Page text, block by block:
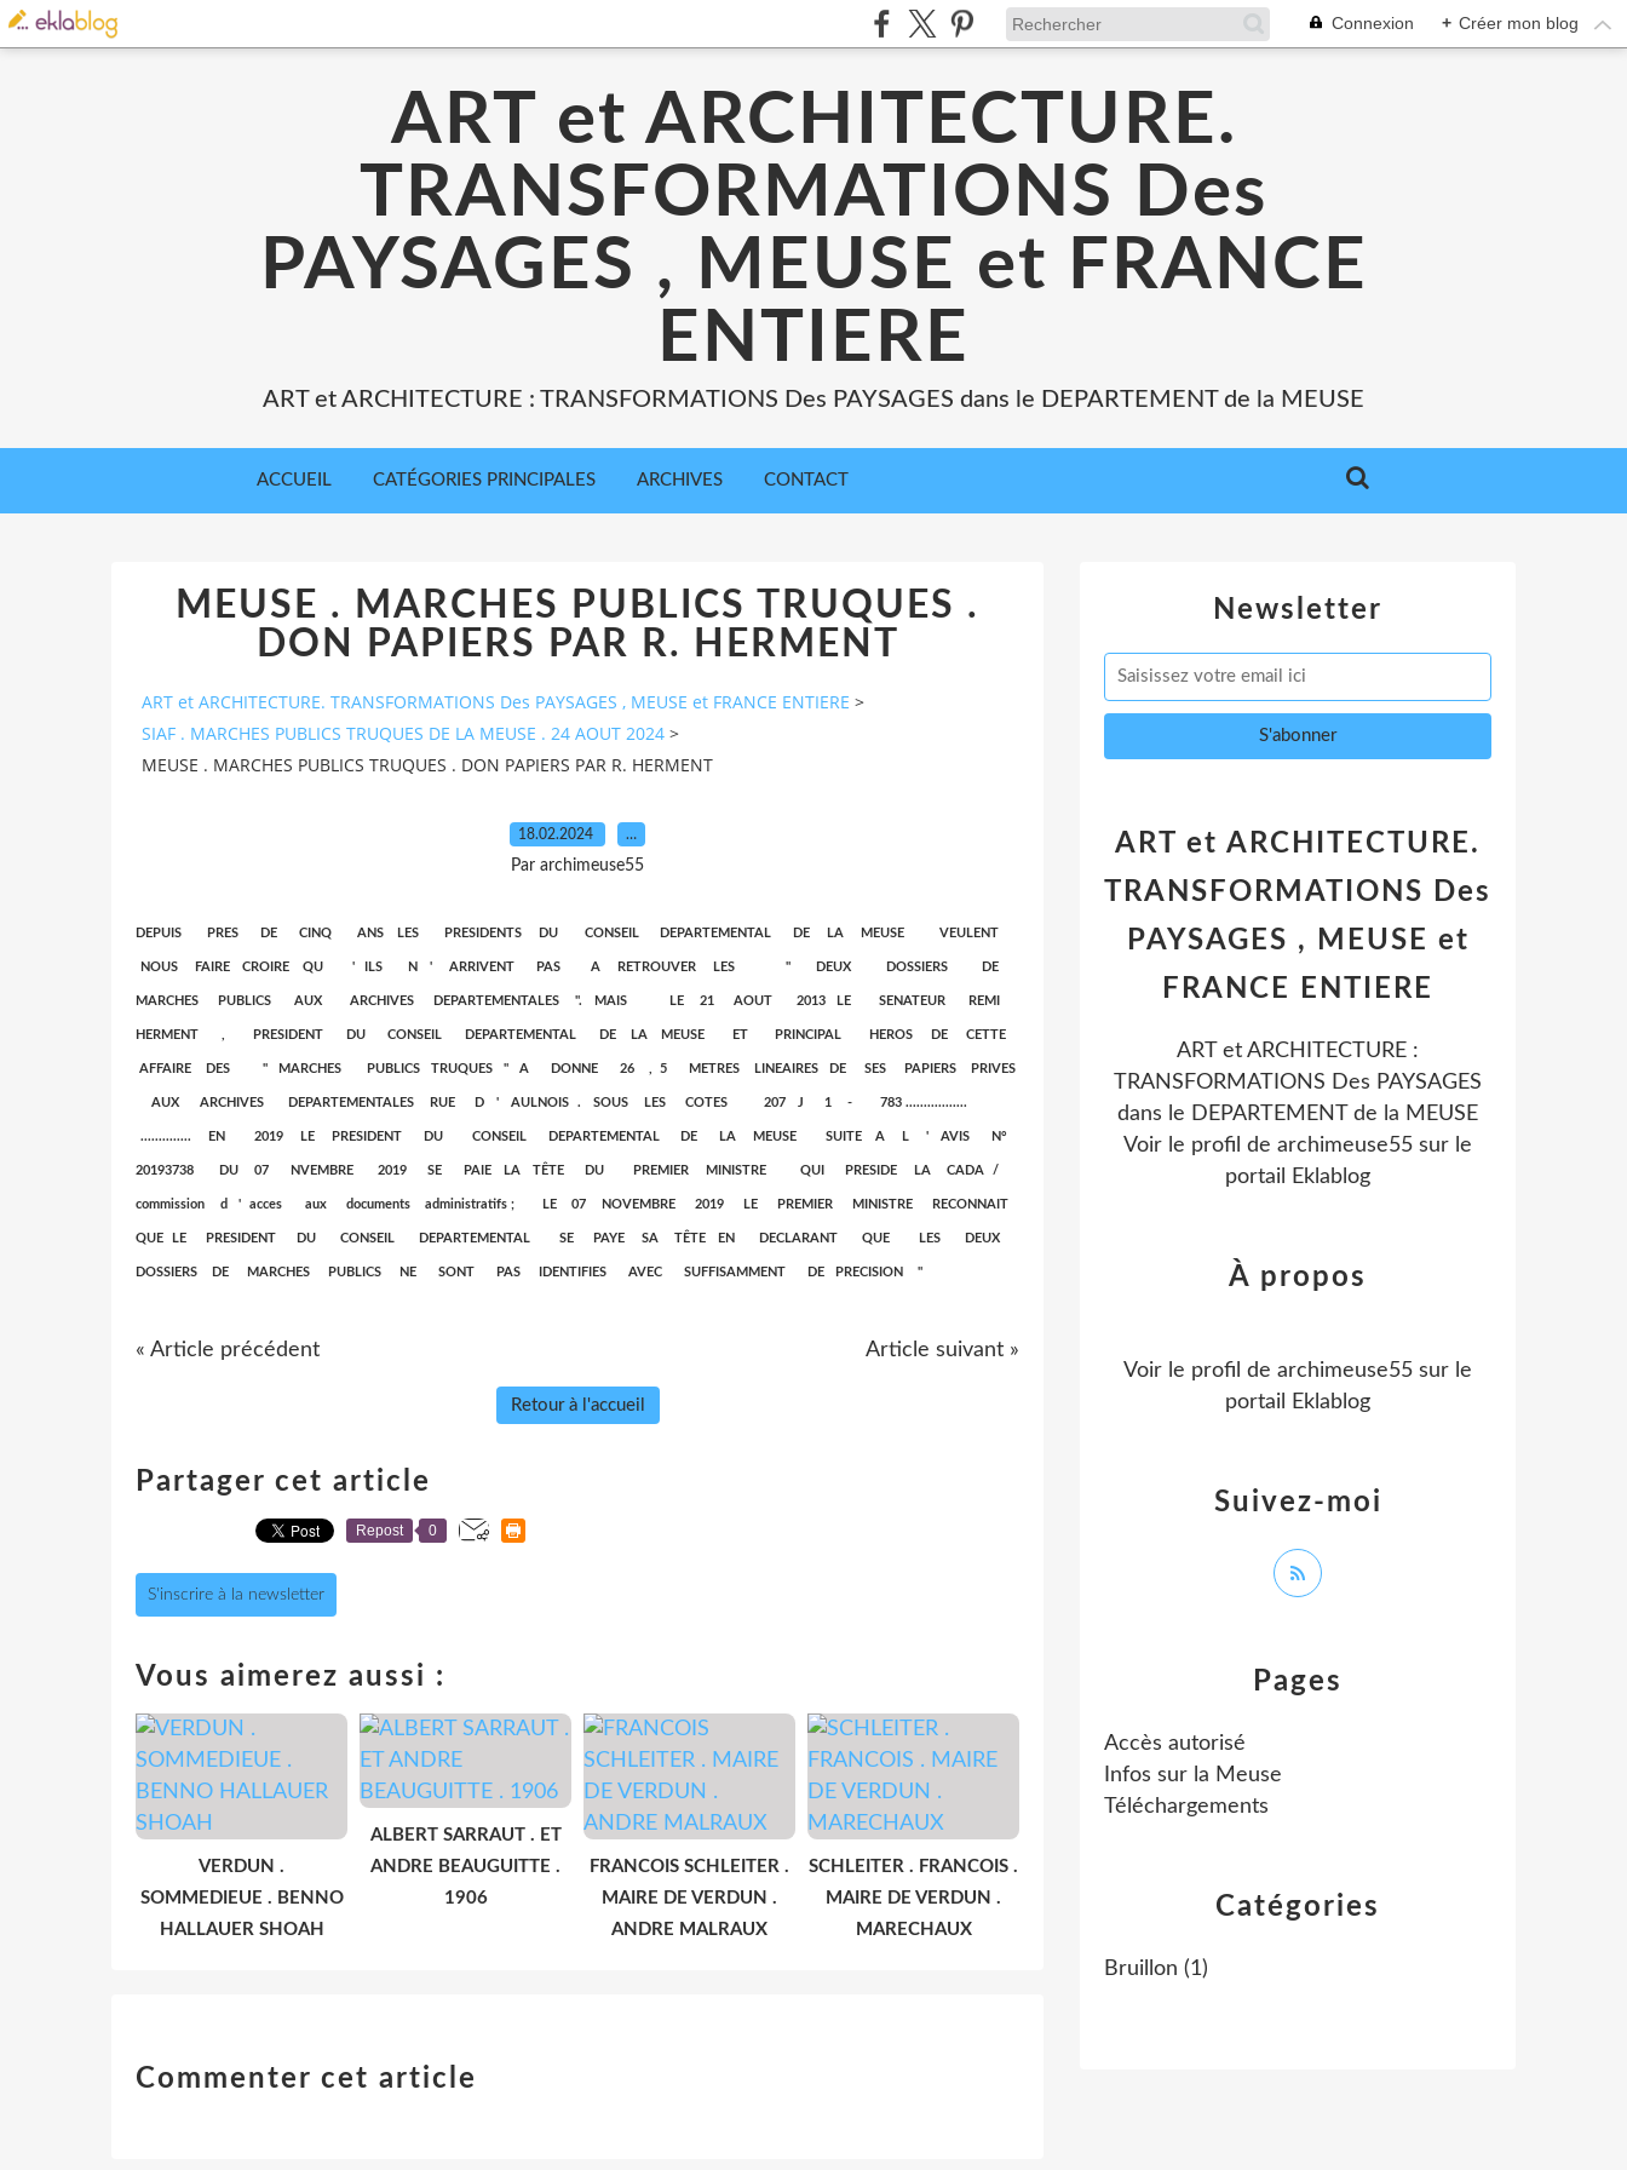
Connexion + Créer mon blog
ART et ARCHITECTURE.
TRANSFORMATIONS Des
PAYSAGES , MEUSE et FRANCE
ENTIERE
ART et ARCHITECTURE : TRANSFORMATIONS Des PAYSAGES dans le DEPARTEMENT de la MEUSE
ACCUEIL CATÉGORIES PRINCIPALES ARCHIVES CONTACT
MEUSE . MARCHES PUBLICS TRUQUES .
DON PAPIERS PAR R. HERMENT
ART et ARCHITECTURE. TRANSFORMATIONS Des PAYSAGES , MEUSE et FRANCE ENTIERE >
SIAF . MARCHES PUBLICS TRUQUES DE LA MEUSE . 24 AOUT 2024 >
MEUSE . MARCHES PUBLICS TRUQUES . DON PAPIERS PAR R. HERMENT
18.02.2024 …
Par archimeuse55
DEPUIS PRES DE CINQ ANS LES PRESIDENTS DU CONSEIL DEPARTEMENTAL DE LA MEUSE VEULENT
NOUS FAIRE CROIRE QU ' ILS N ' ARRIVENT PAS A RETROUVER LES " DEUX DOSSIERS DE
MARCHES PUBLICS AUX ARCHIVES DEPARTEMENTALES ". MAIS LE 21 AOUT 2013 LE SENATEUR REMI
HERMENT , PRESIDENT DU CONSEIL DEPARTEMENTAL DE LA MEUSE ET PRINCIPAL HEROS DE CETTE
AFFAIRE DES " MARCHES PUBLICS TRUQUES " A DONNE 26 , 5 METRES LINEAIRES DE SES PAPIERS PRIVES
AUX ARCHIVES DEPARTEMENTALES RUE D ' AULNOIS . SOUS LES COTES 207 J 1 - 783 .................
.............. EN 2019 LE PRESIDENT DU CONSEIL DEPARTEMENTAL DE LA MEUSE SUITE A L ' AVIS N°
20193738 DU 07 NVEMBRE 2019 SE PAIE LA TÊTE DU PREMIER MINISTRE QUI PRESIDE LA CADA /
commission d ' acces aux documents administratifs ; LE 07 NOVEMBRE 2019 LE PREMIER MINISTRE RECONNAIT
QUE LE PRESIDENT DU CONSEIL DEPARTEMENTAL SE PAYE SA TÊTE EN DECLARANT QUE LES DEUX
DOSSIERS DE MARCHES PUBLICS NE SONT PAS IDENTIFIES AVEC SUFFISAMMENT DE PRECISION "
« Article précédent Article suivant »
Retour à l'accueil
Partager cet article
Repost 0
S'inscrire à la newsletter
Vous aimerez aussi :
VERDUN .
SOMMEDIEUE . BENNO
HALLAUER SHOAH
ALBERT SARRAUT . ET
ANDRE BEAUGUITTE .
1906
FRANCOIS SCHLEITER .
MAIRE DE VERDUN .
ANDRE MALRAUX
SCHLEITER . FRANCOIS .
MAIRE DE VERDUN .
MARECHAUX
Commenter cet article
Newsletter
Catégories
Bruillon (1)
Pages
Accès autorisé
Infos sur la Meuse
Téléchargements
ART et ARCHITECTURE.
TRANSFORMATIONS Des
PAYSAGES , MEUSE et
FRANCE ENTIERE
ART et ARCHITECTURE :
TRANSFORMATIONS Des PAYSAGES
dans le DEPARTEMENT de la MEUSE
Voir le profil de archimeuse55 sur le
portail Eklablog
Suivez-moi
À propos
Voir le profil de archimeuse55 sur le
portail Eklablog